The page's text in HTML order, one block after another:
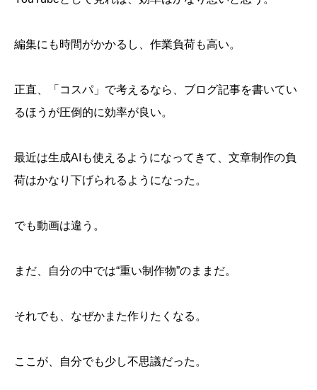
編集にも時間がかかるし、作業負荷も高い。
正直、「コスパ」で考えるなら、ブログ記事を書いてい
るほうが圧倒的に効率が良い。
最近は生成AIも使えるようになってきて、文章制作の負
荷はかなり下げられるようになった。
でも動画は違う。
まだ、自分の中では“重い制作物”のままだ。
それでも、なぜかまた作りたくなる。
ここが、自分でも少し不思議だった。